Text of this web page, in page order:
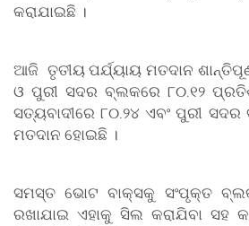
କରାଯାଇଛି ।
ଆଜି ତୃତୀୟ ପର୍ଯ୍ୟାୟ ମତଦାନ
ଓ ପୁରୀ ସଦର ବ୍ଲକରେ ୮୦.୧୨
ସତ୍ୟବାଦୀରେ ୮୦.୨୪ ଏବଂ ପୁରୀ
ମତଦାନ ହୋଇଛି ।
ସମସ୍ତ ଭୋଟ ବାକ୍ସକୁ ସଂପୃକ୍ତ
ରଖାଯାଇ ଏହାକୁ ସିଲ କରାଯିବା ସହ